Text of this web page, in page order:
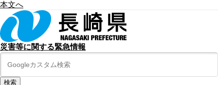
本文へ
災害等に関する緊急情報